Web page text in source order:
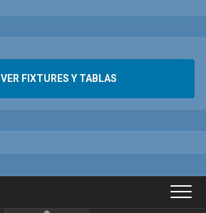
VER FIXTURES Y TABLAS